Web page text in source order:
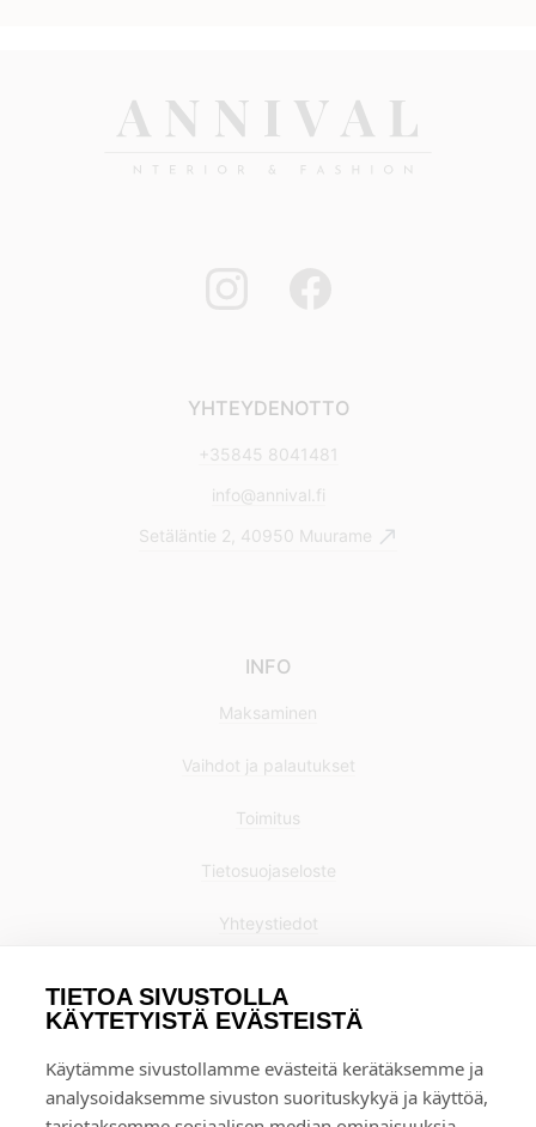
TIETOA SIVUSTOLLA
KÄYTETYISTÄ EVÄSTEISTÄ
Käytämme sivustollamme evästeitä kerätäksemme ja
analysoidaksemme sivuston suorituskykyä ja käyttöä,
YHTEYDENOTTO
+35845 8041481
info@annival.fi
Setäläntie 2, 40950 Muurame
INFO
Maksaminen
Vaihdot ja palautukset
Toimitus
Tietosuojaseloste
Yhteystiedot